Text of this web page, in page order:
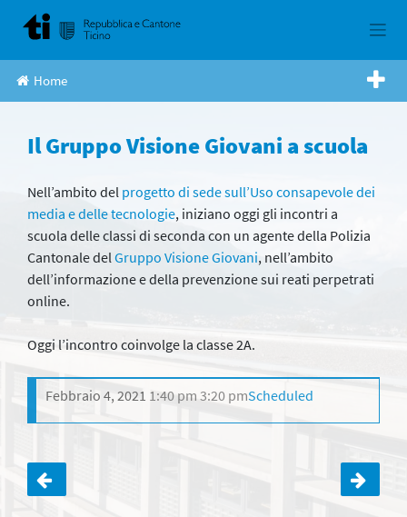
Home
Il Gruppo Visione Giovani a scuola
Nell’ambito del progetto di sede sull’Uso consapevole dei
media e delle tecnologie, iniziano oggi gli incontri a
scuola delle classi di seconda con un agente della Polizia
Cantonale delGruppo Visione Giovani, nell’ambito
dell’informazione e della prevenzione sui reati perpetrati
online.
Oggi l’incontro coinvolge la classe 2A.
Febbraio 4, 2021 1:40 pm 3:20 pmScheduled
Navigazione
articoli